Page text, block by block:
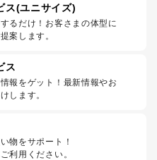
ス(ユニサイズ)
るだけ！お客さまの体型に
案します。
ス
報をゲット！最新情報やお
します。
物をサポート！
利用ください。